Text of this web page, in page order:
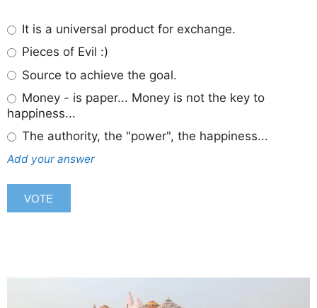
It is a universal product for exchange.
Pieces of Evil :)
Source to achieve the goal.
Money - is paper... Money is not the key to
happiness...
The authority, the "power", the happiness...
Add your answer